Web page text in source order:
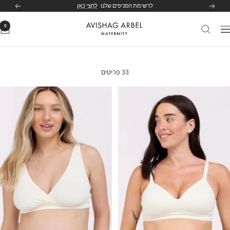
הקודם לרשימת הסניפים שלנו לחצי כאן הבא
ניווט
Avishag
0
33 פריטים